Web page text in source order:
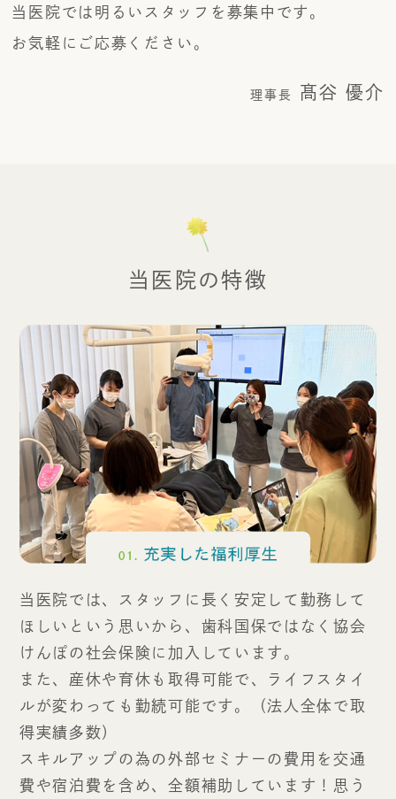
当医院では明るいスタッフを募集中です。
お気軽にご応募ください。
理事長 髙谷 優介
当医院の特徴
当医院では、スタッフに長く安定して勤務して
ほしいという思いから、歯科国保ではなく協会
けんぽの社会保険に加入しています。
また、産休や育休も取得可能で、ライフスタイ
ルが変わっても勤続可能です。（法人全体で取
得実績多数）
スキルアップの為の外部セミナーの費用を交通
費や宿泊費を含め、全額補助しています！思う